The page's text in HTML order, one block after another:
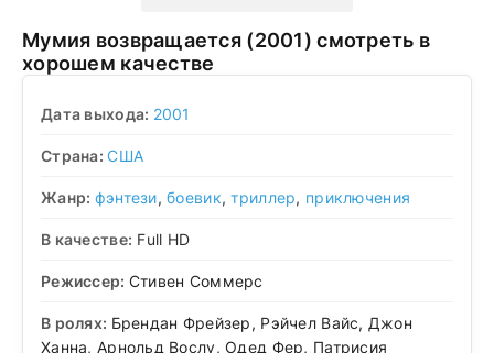
Мумия возвращается (2001) смотреть в
хорошем качестве
Дата выхода: 2001
Страна:США
Жанр: фэнтези,боевик,триллер, приключения
В качестве: Full HD
Режиссер: Стивен Соммерс
В ролях: Брендан Фрейзер, Рэйчел Вайс, Джон
Ханна, Арнольд Вослу, Одед Фер, Патрисия